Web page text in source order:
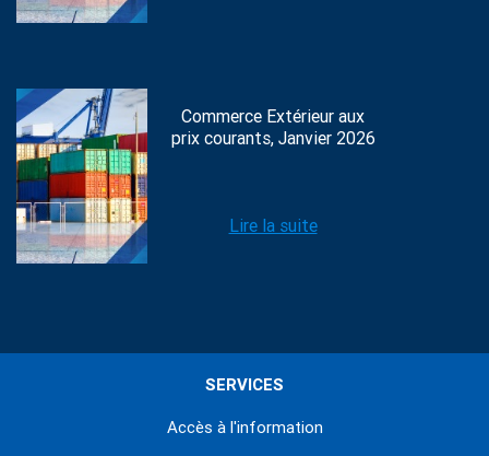
Commerce Extérieur aux
prix courants, Janvier 2026
Lire la suite
SERVICES
Accès à l'information